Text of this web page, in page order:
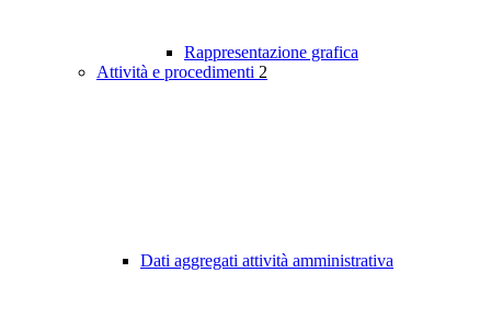
Rappresentazione grafica
Attività e procedimenti 2
Dati aggregati attività amministrativa